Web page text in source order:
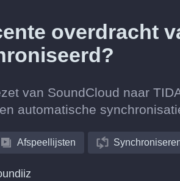
overdracht
van SoundCloud naar
automatische
Afspeellijsten